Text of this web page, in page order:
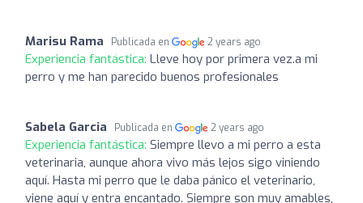
Marisu Rama Publicada en 2 years ago
Experiencia fantástica: Lleve hoy por primera vez.a mi
perro y me han parecido buenos profesionales
Sabela Garcia Publicada en 2 years ago
Experiencia fantástica: Siempre llevo a mi perro a esta
veterinaria, aunque ahora vivo más lejos sigo viniendo
aquí. Hasta mi perro que le daba pánico el veterinario,
viene aquí y entra encantado. Siempre son muy amables,